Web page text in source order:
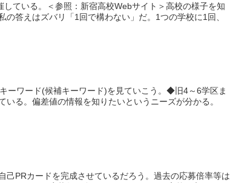
ている。＜参照：新宿高校Webサイト＞高校の様子を知
答えはズバリ「1回で構わない」だ。1つの学校に1回、
ーワード(候補キーワード)を見ていこう。◆旧4～6学区ま
る。偏差値の情報を知りたいというニーズが分かる。
PRカードを完成させているだろう。過去の応募倍率等は